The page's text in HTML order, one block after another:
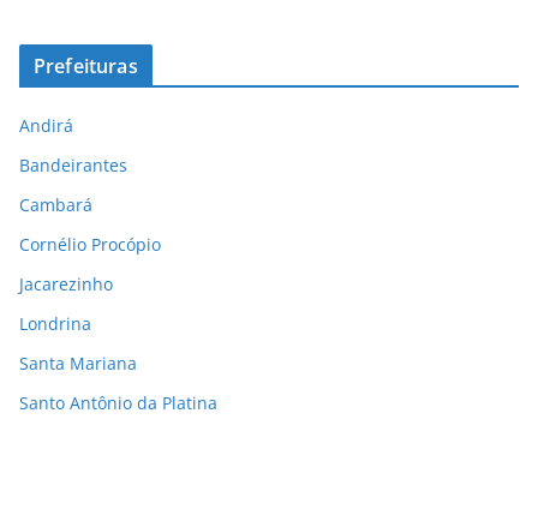
Prefeituras
Andirá
Bandeirantes
Cambará
Cornélio Procópio
Jacarezinho
Londrina
Santa Mariana
Santo Antônio da Platina